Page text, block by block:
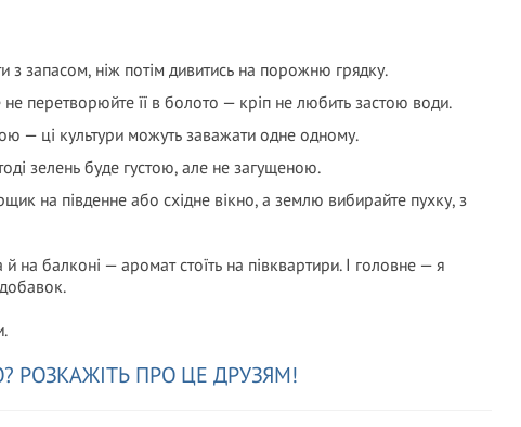
з запасом, ніж потім дивитись на порожню грядку.
перетворюйте її в болото — кріп не любить застою води.
— ці культури можуть заважати одне одному.
зелень буде густою, але не загущеною.
на південне або східне вікно, а землю вибирайте пухку, з
на балконі — аромат стоїть на півквартири. І головне — я
РОЗКАЖІТЬ ПРО ЦЕ ДРУЗЯМ!